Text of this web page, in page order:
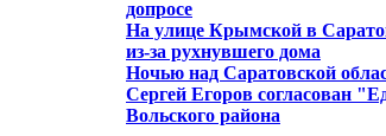
допросе
На улице Крымской в
из-за рухнувшего дома
Ночью над Саратовской
Сергей Егоров согласован
Вольского района